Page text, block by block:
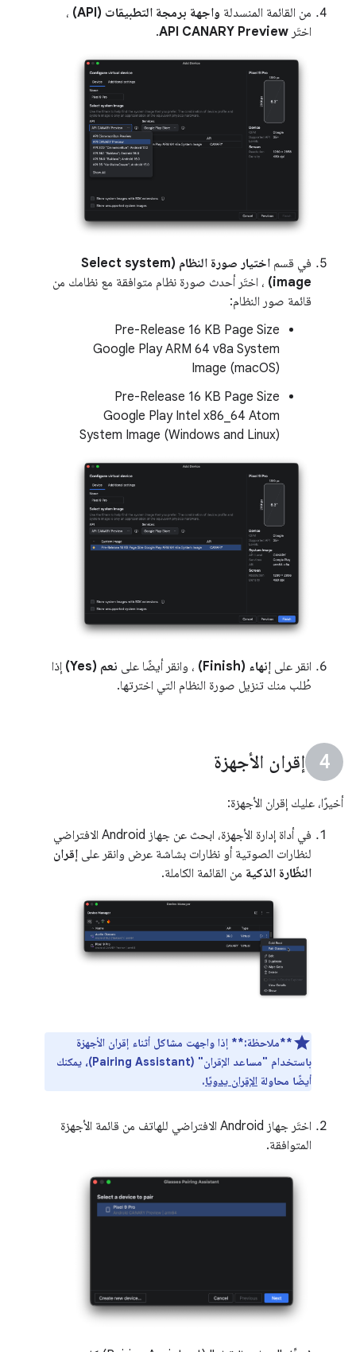
من القائمة المنسدلة واجهة برمجة التطبيقات (API)
،
اختَر API CANARY Preview
.
في قسم
اختيار صورة النظام (Select system
image) ، اختَر أحدث صورة نظام متوافقة مع نظامك من
قائمة صور النظام:
Pre-Release 16 KB Page Size
Google Play ARM 64 v8a System
Image (macOS)
Pre-Release 16 KB Page Size
Google Play Intel x86_64 Atom
System Image (Windows and Linux)
انقر على إنهاء (Finish) ، وانقر أيضًا على نعم (Yes)
إذا
طُلب منك تنزيل صورة النظام التي اخترتها.
إقران الأجهزة
أخيرًا، عليك إقران الأجهزة:
في أداة إدارة الأجهزة، ابحث عن جهاز Android الافتراضي
لنظارات الصوتية أو نظارات بشاشة عرض وانقر على إقران
النظّارة الذكية من القائمة الكاملة.
**ملاحظة:** إذا واجهت مشاكل أثناء إقران الأجهزة
باستخدام "مساعد الإقران" (Pairing Assistant)، يمكنك
أيضًا محاولة الإقران يدويًا.
اختَر جهاز Android الافتراضي للهاتف من قائمة الأجهزة
المتوافقة.